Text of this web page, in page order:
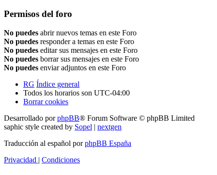
Permisos del foro
No puedes abrir nuevos temas en este Foro
No puedes responder a temas en este Foro
No puedes editar sus mensajes en este Foro
No puedes borrar sus mensajes en este Foro
No puedes enviar adjuntos en este Foro
RG Índice general
Todos los horarios son UTC-04:00
Borrar cookies
Desarrollado porphpBB® Forum Software © phpBB Limited
saphic style created by Sopel | nextgen
Traducción al español porphpBB España
Privacidad | Condiciones